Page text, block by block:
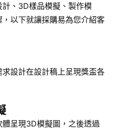
、3D樣品模擬、製作模
以下就讓採購易為您介紹客
設計在設計稿上呈現獎盃各
呈現3D模擬圖，之後透過